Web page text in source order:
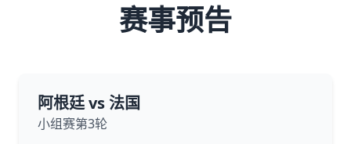
赛事预告
阿根廷 vs 法国
小组赛第3轮